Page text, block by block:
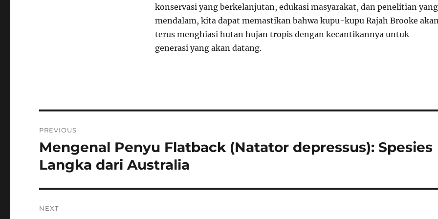
konservasi yang berkelanjutan, edukasi masyarakat, dan penelitian yang
mendalam, kita dapat memastikan bahwa kupu-kupu Rajah Brooke
terus menghiasi hutan hujan tropis dengan kecantikannya untuk
generasi yang akan datang.
pos
PREVIOUS
Previous
post:
Mengenal Penyu Flatback (Natator depressus): Spesies
Langka dari Australia
NEXT